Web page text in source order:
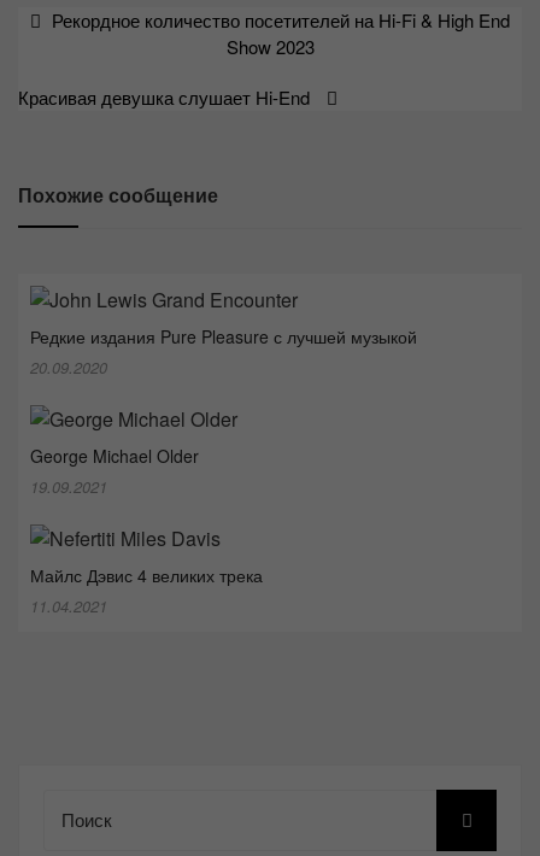
Навигация
записям
Рекордное количество посетителей на Hi-Fi & High End
Show 2023
Красивая девушка слушает Hi-End
Похожие сообщение
Редкие издания Pure Pleasure с лучшей музыкой
20.09.2020
George Michael Older
19.09.2021
Майлс Дэвис 4 великих трека
11.04.2021